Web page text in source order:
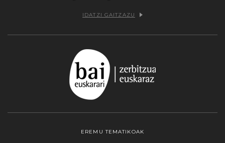
IDATZI GAITZAZU
EREMU TEMATIKOAK